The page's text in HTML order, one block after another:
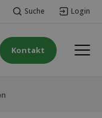
Suche Login
Kontakt